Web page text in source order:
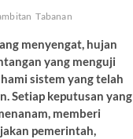
Tabanan
menyengat, hujan
yang menguji
sistem yang telah
Setiap keputusan yang
memberi
pemerintah,